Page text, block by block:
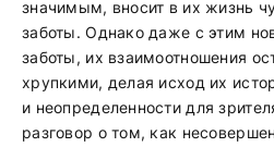
значимым, вносит в их жизнь
заботы. Однако даже с этим
заботы, их взаимоотношения
хрупкими, делая исход их
и неопределенности для
разговор о том, как